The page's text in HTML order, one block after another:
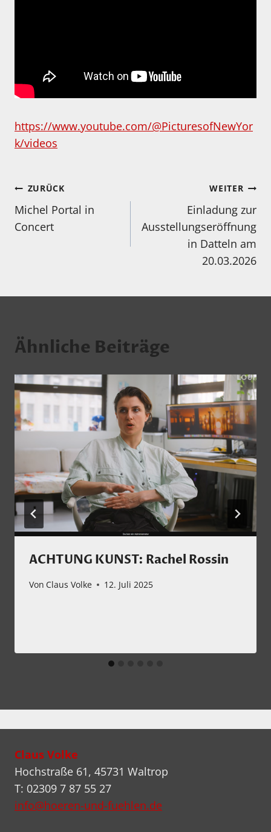
https://www.youtube.com/@PicturesofNewYor
k/videos
Beitragsnavigation
ZURÜCK
Michel Portal in
Concert
WEITER
Einladung zur
Ausstellungseröffnung
in Datteln am
20.03.2026
Ähnliche Beiträge
ACHTUNG KUNST: Rachel Rossin
Von Claus Volke 12. Juli 2025
Claus Volke
Hochstraße 61, 45731 Waltrop
T: 02309 7 87 55 27
info@hoeren-und-fuehlen.de